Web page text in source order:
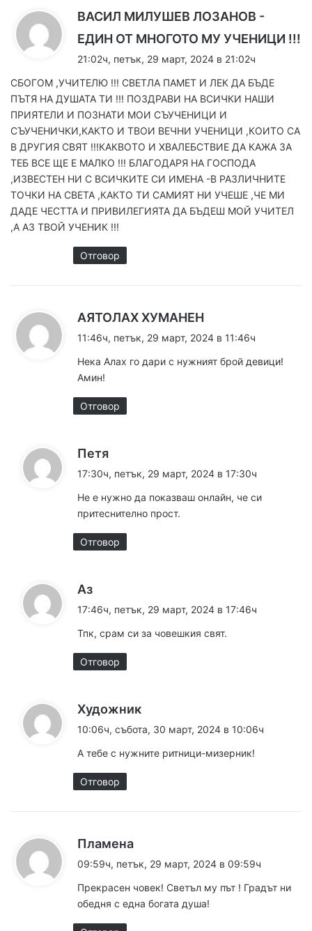
ВАСИЛ МИЛУШЕВ ЛОЗАНОВ -
ЕДИН ОТ МНОГОТО МУ УЧЕНИЦИ !!!
21:02ч, петък, 29 март, 2024 в 21:02ч
СБОГОМ ,УЧИТЕЛЮ !!! СВЕТЛА ПАМЕТ И ЛЕК ДА БЪДЕ
ПЪТЯ НА ДУШАТА ТИ !!! ПОЗДРАВИ НА ВСИЧКИ НАШИ
ПРИЯТЕЛИ И ПОЗНАТИ МОИ СЪУЧЕНИЦИ И
СЪУЧЕНИЧКИ,КАКТО И ТВОИ ВЕЧНИ УЧЕНИЦИ ,КОИТО СА
В ДРУГИЯ СВЯТ !!!КАКВОТО И ХВАЛЕБСТВИЕ ДА КАЖА ЗА
ТЕБ ВСЕ ЩЕ Е МАЛКО !!! БЛАГОДАРЯ НА ГОСПОДА
,ИЗВЕСТЕН НИ С ВСИЧКИТЕ СИ ИМЕНА -В РАЗЛИЧНИТЕ
ТОЧКИ НА СВЕТА ,КАКТО ТИ САМИЯТ НИ УЧЕШЕ ,ЧЕ МИ
ДАДЕ ЧЕСТТА И ПРИВИЛЕГИЯТА ДА БЪДЕШ МОЙ УЧИТЕЛ
,А АЗ ТВОЙ УЧЕНИК !!!
Отговор
АЯТОЛАХ ХУМАНЕН
а
а
11:46ч, петък, 29 март, 2024 в 11:46ч
Нека Алах го дари с нужният брой девици!
Амин!
Отговор
Петя
а
:
17:30ч, петък, 29 март, 2024 в 17:30ч
Не е нужно да показваш онлайн, че си
притеснително прост.
Отговор
Аз
а
а
:
17:46ч, петък, 29 март, 2024 в 17:46ч
Тпк, срам си за човешкия свят.
Отговор
Художник
а
10:06ч, събота, 30 март, 2024 в 10:06ч
А тебе с нужните ритници-мизерник!
Отговор
Пламена
а
:
09:59ч, петък, 29 март, 2024 в 09:59ч
Прекрасен човек! Светъл му път ! Градът ни
обедня с една богата душа!